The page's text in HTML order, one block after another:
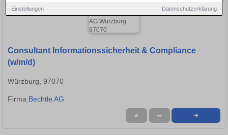
Einstellungen Datenschutzerklärung
Consultant Informationssicherheit & Compliance
(w/m/d)
Würzburg, 97070
Firma:Bechtle AG
★ ➦ ➜